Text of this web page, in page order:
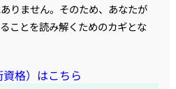
りません。そのため、あなたが
ことを読み解くためのカギとな
格）はこちら